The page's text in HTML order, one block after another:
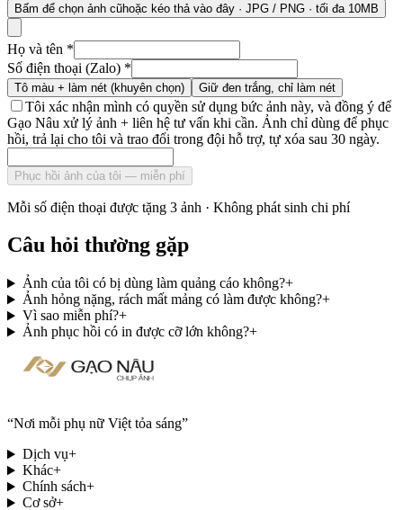
Bấm để chọn ảnh cũhoặc kéo thả vào đây · JPG / PNG · tối đa 10MB
Họ và tên *
Số điện thoại (Zalo) *
Tô màu + làm nét (khuyên chọn) Giữ đen trắng, chỉ làm nét
Tôi xác nhận mình có quyền sử dụng bức ảnh này, và đồng ý để
Gạo Nâu xử lý ảnh + liên hệ tư vấn khi cần. Ảnh chỉ dùng để phục
hồi, trả lại cho tôi và trao đổi trong đội hỗ trợ, tự xóa sau 30 ngày.
Phục hồi ảnh của tôi — miễn phí
Mỗi số điện thoại được tặng 3 ảnh · Không phát sinh chi phí
Câu hỏi thường gặp
Ảnh của tôi có bị dùng làm quảng cáo không?+
Ảnh hỏng nặng, rách mất mảng có làm được không?+
Vì sao miễn phí?+
Ảnh phục hồi có in được cỡ lớn không?+
“Nơi mỗi phụ nữ Việt tỏa sáng”
Dịch vụ+
Khác+
Chính sách+
Cơ sở+